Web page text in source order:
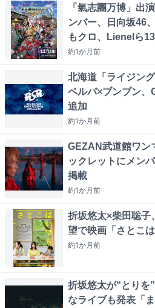
「氣志團万博」出
ンバー、日向坂46
もクロ、Lienelら
約1か月前
北海道「ライジン
ペルバ×ブンブン、
追加
約1か月前
GEZAN武道館ワン
ックレットにメン
掲載
約1か月前
折坂悠太×柴田聡子
望で映画「さとこ
約1か月前
折坂悠太が“とりを
なライブも発表「